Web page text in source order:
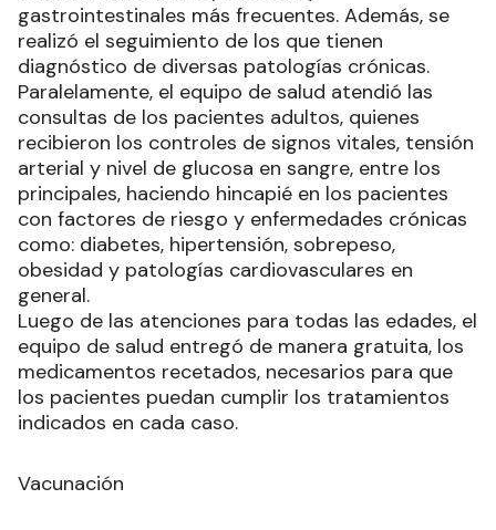
gastrointestinales más frecuentes. Además, se
realizó el seguimiento de los que tienen
diagnóstico de diversas patologías crónicas.
Paralelamente, el equipo de salud atendió las
consultas de los pacientes adultos, quienes
recibieron los controles de signos vitales, tensión
arterial y nivel de glucosa en sangre, entre los
principales, haciendo hincapié en los pacientes
con factores de riesgo y enfermedades crónicas
como: diabetes, hipertensión, sobrepeso,
obesidad y patologías cardiovasculares en
general.
Luego de las atenciones para todas las edades, el
equipo de salud entregó de manera gratuita, los
medicamentos recetados, necesarios para que
los pacientes puedan cumplir los tratamientos
indicados en cada caso.
Vacunación